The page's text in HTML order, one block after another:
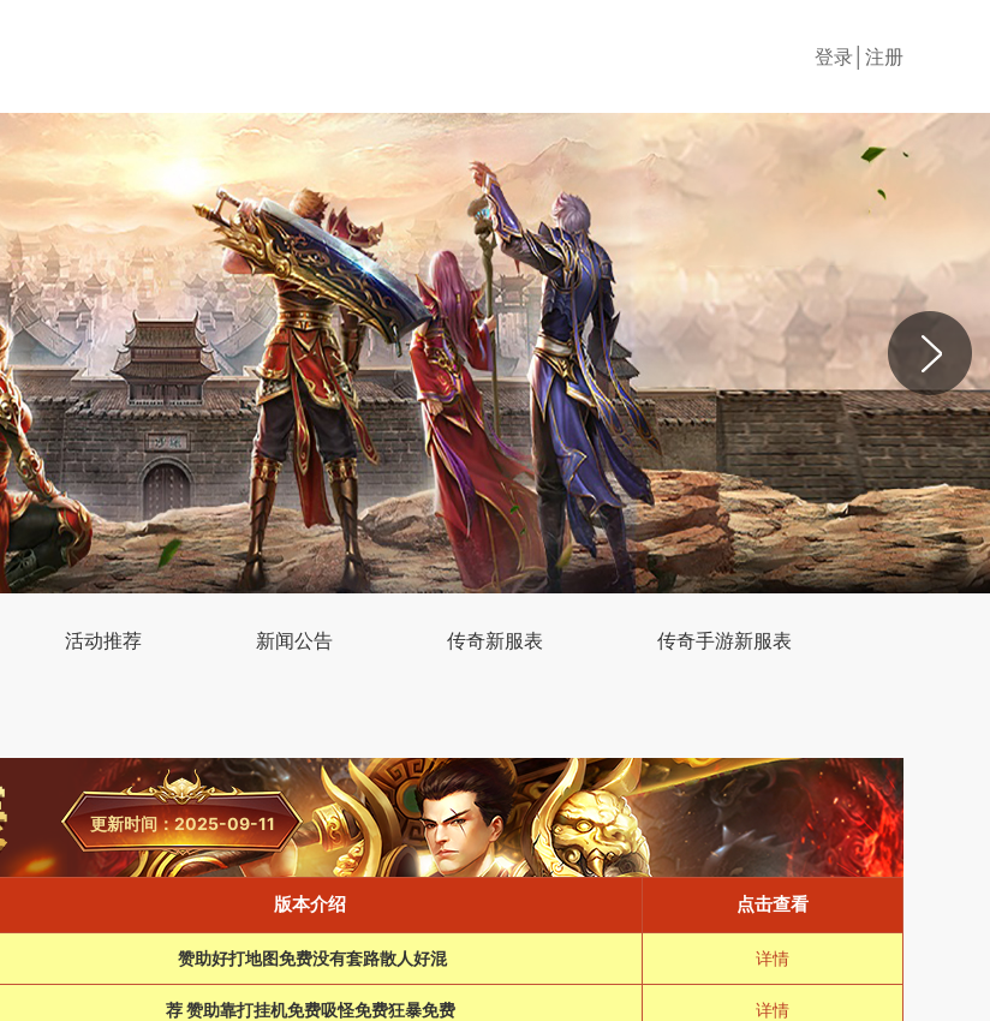
登录│注册
活动推荐 新闻公告 传奇新服表 传奇手游新服表
更新时间：2025-09-11
版本介绍 点击查看
赞助好打地图免费没有套路散人好混 详情
荐 赞助靠打挂机免费吸怪免费狂暴免费 详情